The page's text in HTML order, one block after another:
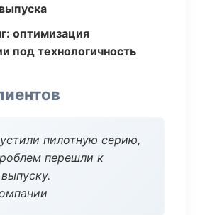
оптимизация
под технологичность
пилотную серию,
перешли к